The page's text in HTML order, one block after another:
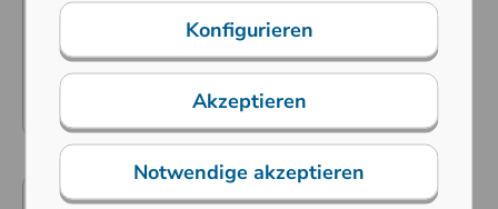
20. November 2025
Energiemanagement
Konfigurieren
Akzeptieren
Notwendige akzeptieren